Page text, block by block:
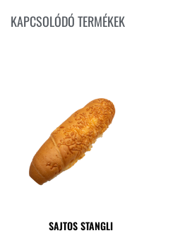
KAPCSOLÓDÓ TERMÉKEK
SAJTOS STANGLI